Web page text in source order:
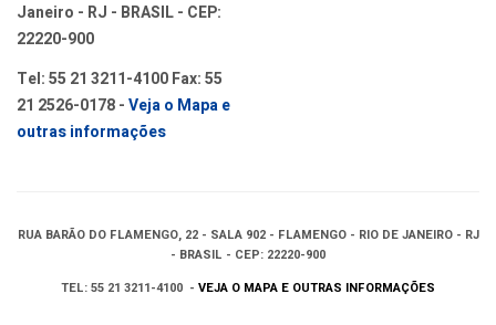
Janeiro - RJ - BRASIL - CEP:
22220-900
Tel: 55 21 3211-4100 Fax: 55
21 2526-0178 -Veja o Mapa e
outras informações
RUA BARÃO DO FLAMENGO, 22 - SALA 902 - FLAMENGO - RIO DE JANEIRO - RJ
- BRASIL - CEP: 22220-900
TEL: 55 21 3211-4100 - VEJA O MAPA E OUTRAS INFORMAÇÕES